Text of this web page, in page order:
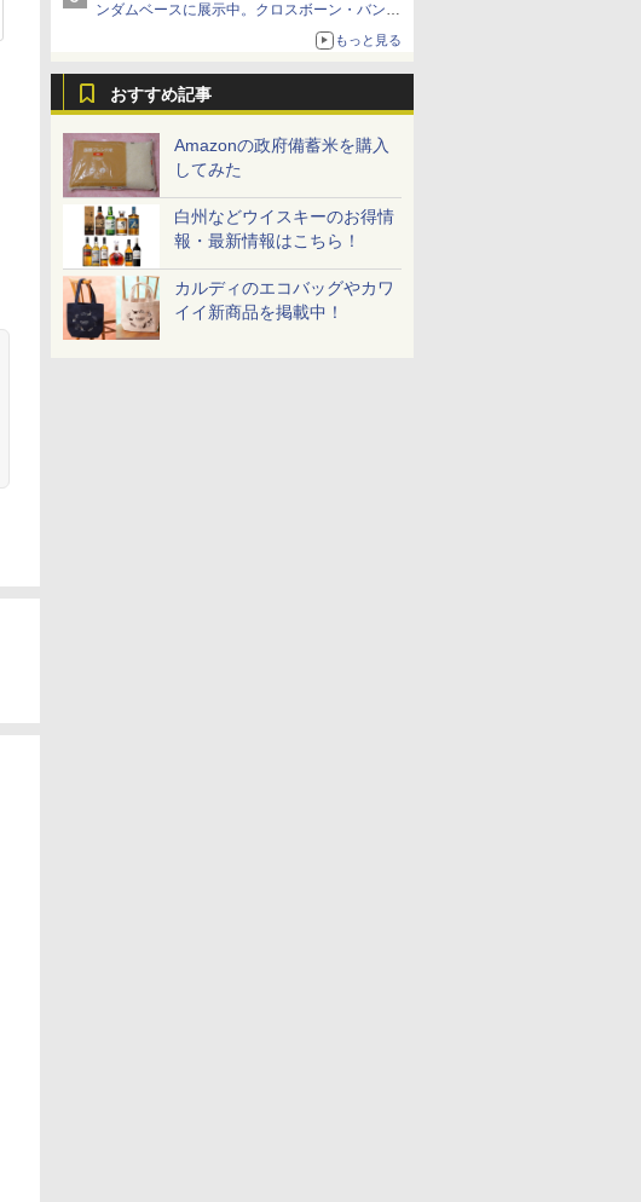
ンダムベースに展示中。クロスボーン・バンガ
ードの制式量産機が間もなく発送【ガンダムベ
もっと見る
おすすめ記事
Amazonの政府備蓄米を購入
してみた
白州などウイスキーのお得情
報・最新情報はこちら！
カルディのエコバッグやカワ
イイ新商品を掲載中！